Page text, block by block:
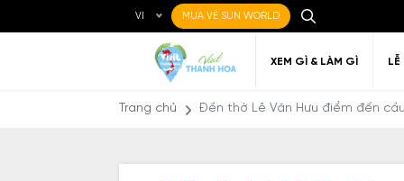
VI MUA VÉ SUN WORLD
XEM GÌ & LÀM GÌ LỄ
Trang chủ Đền thờ Lê Văn Hưu điểm đến